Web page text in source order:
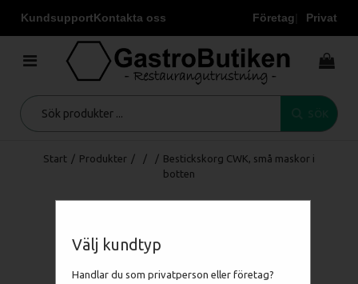
KundsupportKontakta oss Företag Privat
Välj kundtyp
Handlar du som privatperson eller företag?
Start / Produkter / / / Bestickskorg CWK, små maskor i
botten